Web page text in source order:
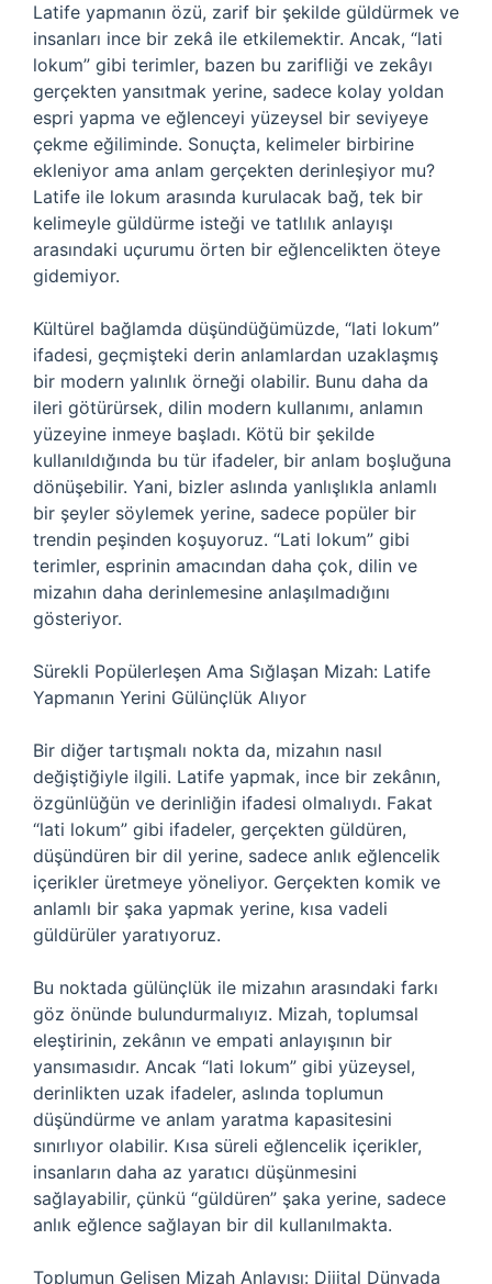
Latife yapmanın özü, zarif bir şekilde güldürmek ve
insanları ince bir zekâ ile etkilemektir. Ancak, “lati
lokum” gibi terimler, bazen bu zarifliği ve zekâyı
gerçekten yansıtmak yerine, sadece kolay yoldan
espri yapma ve eğlenceyi yüzeysel bir seviyeye
çekme eğiliminde. Sonuçta, kelimeler birbirine
ekleniyor ama anlam gerçekten derinleşiyor mu?
Latife ile lokum arasında kurulacak bağ, tek bir
kelimeyle güldürme isteği ve tatlılık anlayışı
arasındaki uçurumu örten bir eğlencelikten öteye
gidemiyor.
Kültürel bağlamda düşündüğümüzde, “lati lokum”
ifadesi, geçmişteki derin anlamlardan uzaklaşmış
bir modern yalınlık örneği olabilir. Bunu daha da
ileri götürürsek, dilin modern kullanımı, anlamın
yüzeyine inmeye başladı. Kötü bir şekilde
kullanıldığında bu tür ifadeler, bir anlam boşluğuna
dönüşebilir. Yani, bizler aslında yanlışlıkla anlamlı
bir şeyler söylemek yerine, sadece popüler bir
trendin peşinden koşuyoruz. “Lati lokum” gibi
terimler, esprinin amacından daha çok, dilin ve
mizahın daha derinlemesine anlaşılmadığını
gösteriyor.
Sürekli Popülerleşen Ama Sığlaşan Mizah: Latife
Yapmanın Yerini Gülünçlük Alıyor
Bir diğer tartışmalı nokta da, mizahın nasıl
değiştiğiyle ilgili. Latife yapmak, ince bir zekânın,
özgünlüğün ve derinliğin ifadesi olmalıydı. Fakat
“lati lokum” gibi ifadeler, gerçekten güldüren,
düşündüren bir dil yerine, sadece anlık eğlencelik
içerikler üretmeye yöneliyor. Gerçekten komik ve
anlamlı bir şaka yapmak yerine, kısa vadeli
güldürüler yaratıyoruz.
Bu noktada gülünçlük ile mizahın arasındaki farkı
göz önünde bulundurmalıyız. Mizah, toplumsal
eleştirinin, zekânın ve empati anlayışının bir
yansımasıdır. Ancak “lati lokum” gibi yüzeysel,
derinlikten uzak ifadeler, aslında toplumun
düşündürme ve anlam yaratma kapasitesini
sınırlıyor olabilir. Kısa süreli eğlencelik içerikler,
insanların daha az yaratıcı düşünmesini
sağlayabilir, çünkü “güldüren” şaka yerine, sadece
anlık eğlence sağlayan bir dil kullanılmakta.
Toplumun Gelişen Mizah Anlayışı: Dijital Dünyada